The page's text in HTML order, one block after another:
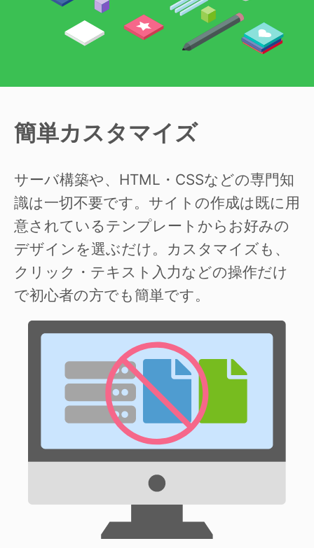
簡単カスタマイズ
サーバ構築や、HTML・CSSなどの専門知
識は一切不要です。サイトの作成は既に用
意されているテンプレートからお好みの
デザインを選ぶだけ。カスタマイズも、
クリック・テキスト入力などの操作だけ
で初心者の方でも簡単です。